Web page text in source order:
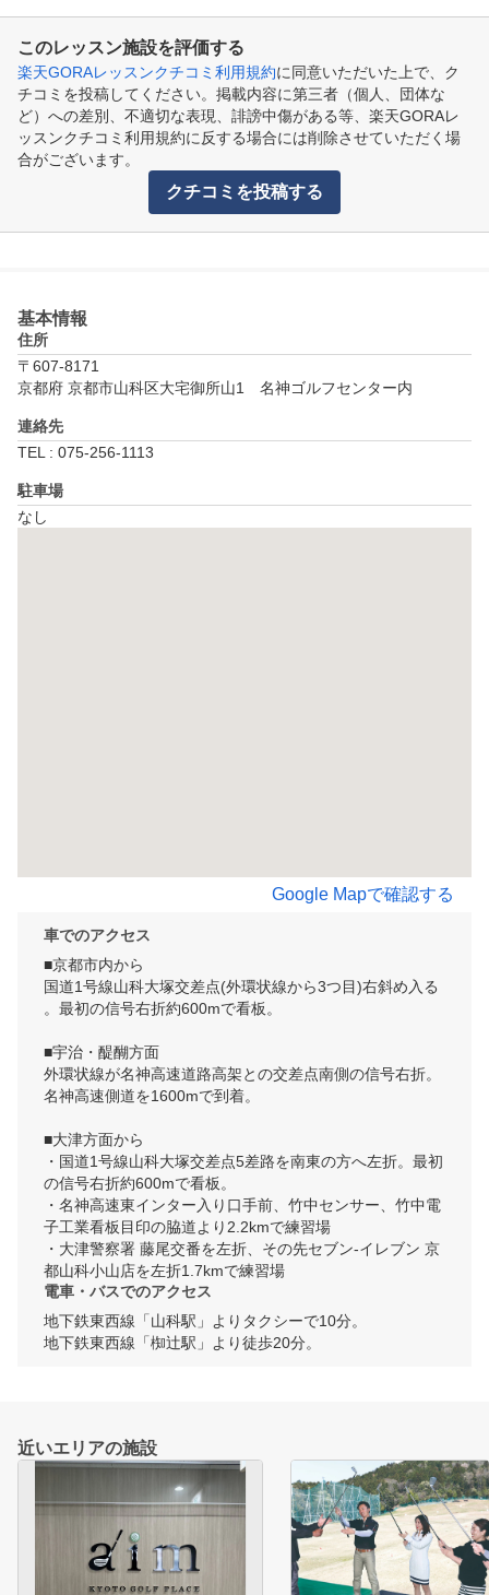
このレッスン施設を評価する
楽天GORAレッスンクチコミ利用規約に同意いただいた上で、ク
チコミを投稿してください。掲載内容に第三者（個人、団体な
ど）への差別、不適切な表現、誹謗中傷がある等、楽天GORAレ
ッスンクチコミ利用規約に反する場合には削除させていただく場
合がございます。
クチコミを投稿する
基本情報
住所
〒607-8171
京都府 京都市山科区大宅御所山1　名神ゴルフセンター内
連絡先
TEL : 075-256-1113
駐車場
なし
Google Mapで確認する
車でのアクセス
■京都市内から
国道1号線山科大塚交差点(外環状線から3つ目)右斜め入る
。最初の信号右折約600mで看板。
■宇治・醍醐方面
外環状線が名神高速道路高架との交差点南側の信号右折。
名神高速側道を1600mで到着。
■大津方面から
・国道1号線山科大塚交差点5差路を南東の方へ左折。最初
の信号右折約600mで看板。
・名神高速東インター入り口手前、竹中センサー、竹中電
子工業看板目印の脇道より2.2kmで練習場
・大津警察署 藤尾交番を左折、その先セブン-イレブン 京
電車・バスでのアクセス
地下鉄東西線「山科駅」よりタクシーで10分。
地下鉄東西線「椥辻駅」より徒歩20分。
近いエリアの施設